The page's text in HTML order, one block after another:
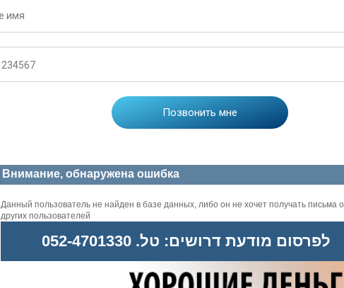
Внимание, обнаружена ошибка
Данный пользователь не найден в базе данных, либо он не хочет получать письма
других пользователей
לפרסום מודעת דרושים: טל. 052-4701330